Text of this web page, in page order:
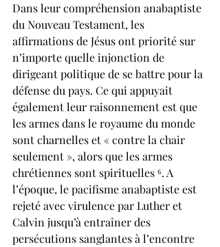
Dans leur compréhension anabaptiste
du Nouveau Testament, les
affirmations de Jésus ont priorité sur
n’importe quelle injonction de
dirigeant politique de se battre pour la
défense du pays. Ce qui appuyait
également leur raisonnement est que
les armes dans le royaume du monde
sont charnelles et « contre la chair
seulement », alors que les armes
chrétiennes sont spirituelles ⁶. A
l’époque, le pacifisme anabaptiste est
rejeté avec virulence par Luther et
Calvin jusqu’à entraîner des
persécutions sanglantes à l’encontre